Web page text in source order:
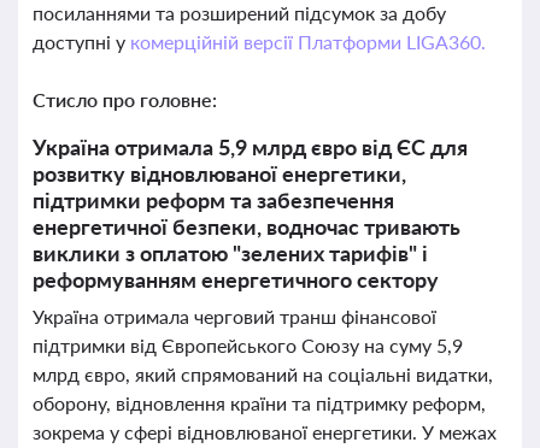
посиланнями та розширений підсумок за добу
доступні у комерційній версії Платформи LIGA360.
Стисло про головне:
Україна отримала 5,9 млрд євро від ЄС для
розвитку відновлюваної енергетики,
підтримки реформ та забезпечення
енергетичної безпеки, водночас тривають
виклики з оплатою "зелених тарифів" і
реформуванням енергетичного сектору
Україна отримала черговий транш фінансової
підтримки від Європейського Союзу на суму 5,9
млрд євро, який спрямований на соціальні видатки,
оборону, відновлення країни та підтримку реформ,
зокрема у сфері відновлюваної енергетики. У межах